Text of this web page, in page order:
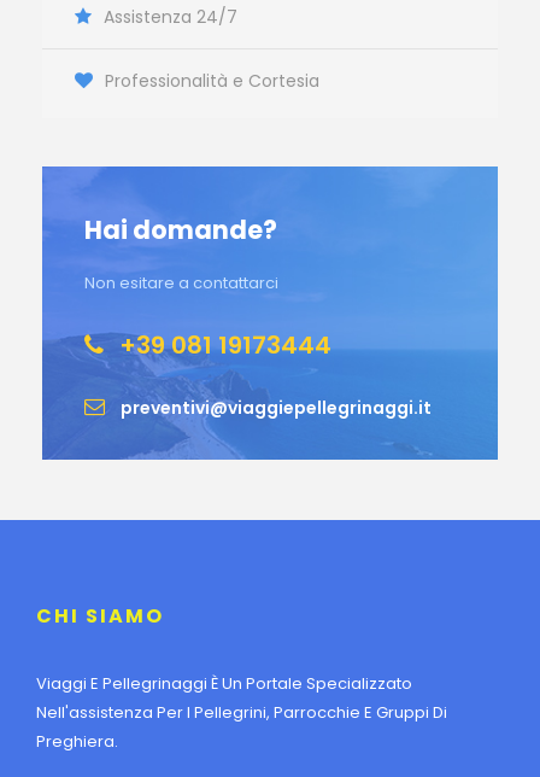
Assistenza 24/7
Professionalità e Cortesia
Hai domande?
Non esitare a contattarci
+39 081 19173444
preventivi@viaggiepellegrinaggi.it
CHI SIAMO
Viaggi E Pellegrinaggi È Un Portale Specializzato
Nell'assistenza Per I Pellegrini, Parrocchie E Gruppi Di
Preghiera.